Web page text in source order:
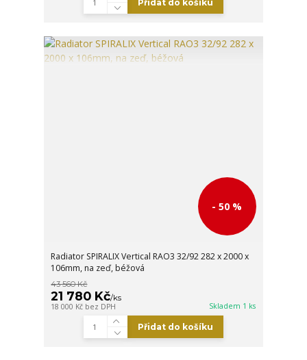
Přidat do košíku
- 50 %
Radiator SPIRALIX Vertical RAO3 32/92 282 x 2000 x
106mm, na zeď, béžová
43 560 Kč
21 780 Kč/ks
18 000 Kč bez DPH Skladem 1 ks
Přidat do košíku